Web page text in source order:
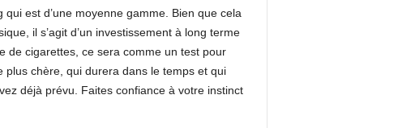
est d’une moyenne gamme. Bien que cela
il s’agit d’un investissement à long terme
de cigarettes, ce sera comme un test pour
chère, qui durera dans le temps et qui
déjà prévu. Faites confiance à votre instinct